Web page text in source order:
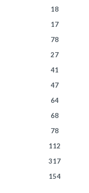
18
17
78
27
41
47
64
68
78
112
317
154